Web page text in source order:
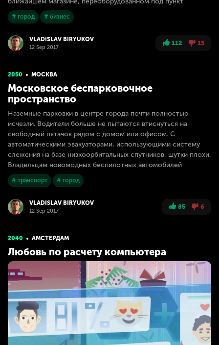
# город # бизнес
VLADISLAV BIRYUKOV
12 Sep 2017
112 15
2050 МОСКВА
Московское беспарковочное
пространство
Наземные парковки в центре города почти полностью
исчезли. Водители больше не пытаются втиснуться на
свободный пятачок рядом с домом или офисом. С
автоматическими эвакуаторами, использующими систему
слежения на базе низкоорбитальных спутников, шутки плохи.
Владельцам новомодных беспилотных автомобилей
# транспорт # город
VLADISLAV BIRYUKOV
12 Sep 2017
85 6
2040 АМСТЕРДАМ
Любовь по расчету компьютера